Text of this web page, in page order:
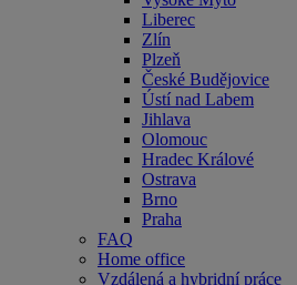
Liberec
Zlín
Plzeň
České Budějovice
Ústí nad Labem
Jihlava
Olomouc
Hradec Králové
Ostrava
Brno
Praha
FAQ
Home office
Vzdálená a hybridní práce